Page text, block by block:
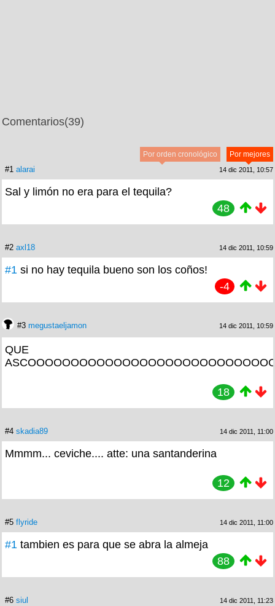
Comentarios(39)
Por mejores
Por orden cronológico
#1 alarai 14 dic 2011, 10:57
Sal y limón no era para el tequila?
48
#2 axl18 14 dic 2011, 10:59
#1 si no hay tequila bueno son los coños!
-4
#3 megustaeljamon 14 dic 2011, 10:59
QUE
18
#4 skadia89 14 dic 2011, 11:00
Mmmm... ceviche.... atte: una santanderina
12
#5 flyride 14 dic 2011, 11:00
#1 tambien es para que se abra la almeja
88
#6 siul 14 dic 2011, 11:23